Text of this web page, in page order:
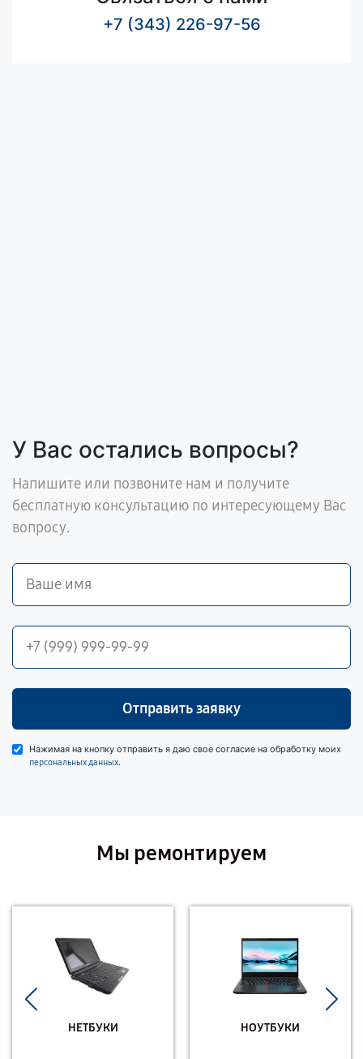
+7 (343) 226-97-56
У Вас остались вопросы?
Напишите или позвоните нам и получите
бесплатную консультацию по интересующему Вас
вопросу.
Отправить заявку
Нажимая на кнопку отправить я даю свое согласие на обработку моих
персональных данных.
Мы ремонтируем
НЕТБУКИ НОУТБУКИ